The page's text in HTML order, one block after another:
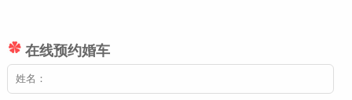
在线预约婚车